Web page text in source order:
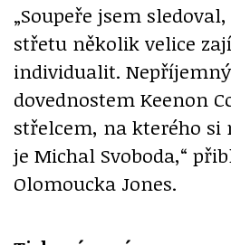
„Soupeře jsem
střetu několik velice
individualit.
dovednostem Keenon
střelcem, na kterého si
je Michal Svoboda,“
Olomoucka Jones.